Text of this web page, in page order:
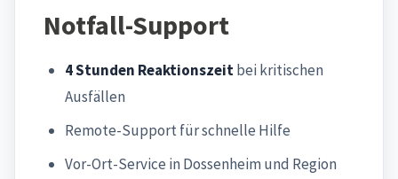
Notfall-Support
4 Stunden Reaktionszeitbei kritischen
Ausfällen
Remote-Support für schnelle Hilfe
Vor-Ort-Service in Dossenheim und Region